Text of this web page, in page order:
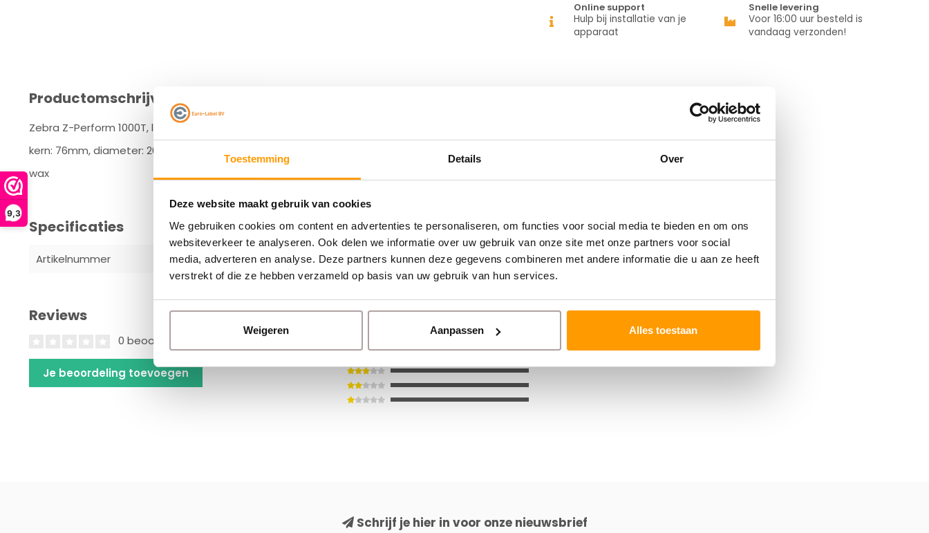
Toestemming Details Over
Deze website maakt gebruik van cookies
We gebruiken cookies om content en advertenties te personaliseren, om functies voor social media te bieden en om ons
websiteverkeer te analyseren. Ook delen we informatie over uw gebruik van onze site met onze partners voor social
media, adverteren en analyse. Deze partners kunnen deze gegevens combineren met andere informatie die u aan ze heeft
verstrekt of die ze hebben verzameld op basis van uw gebruik van hun services.
Weigeren Aanpassen Alles toestaan
9,3
Online support
Hulp bij installatie van je
apparaat
Snelle levering
Voor 16:00 uur besteld is
vandaag verzonden!
Productomschrijving
Zebra Z-Perform 1000T, labelrol, normaal papier, ongecoat, voor mid range/ high-end printers,
kern: 76mm, diameter: 200mm, afmetingen (WxH): 76x38mm, 3634 Etiketten/ rollen, rec. lint: 2300
wax
Specificaties
Artikelnummer 880018-038
Reviews
0 beoordelingen
Je beoordeling toevoegen
Gerelateerde producten
Schrijf je hier in voor onze nieuwsbrief